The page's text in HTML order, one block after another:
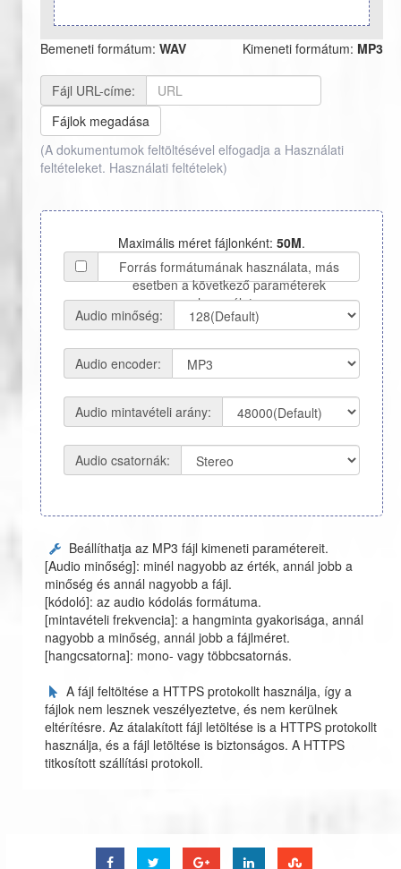
Bemeneti formátum: WAV Kimeneti formátum: MP3
Fájl URL-címe:
Fájlok megadása
(A dokumentumok feltöltésével elfogadja a Használati
feltételeket. Használati feltételek)
Maximális méret fájlonként: 50M.
Forrás formátumának használata, más
esetben a következő paraméterek
használata
Audio minőség:
Audio encoder:
Audio mintavételi arány:
Audio csatornák:
Beállíthatja az MP3 fájl kimeneti paramétereit.
[Audio minőség]: minél nagyobb az érték, annál jobb a
minőség és annál nagyobb a fájl.
[kódoló]: az audio kódolás formátuma.
[mintavételi frekvencia]: a hangminta gyakorisága, annál
nagyobb a minőség, annál jobb a fájlméret.
[hangcsatorna]: mono- vagy többcsatornás.
A fájl feltöltése a HTTPS protokollt használja, így a
fájlok nem lesznek veszélyeztetve, és nem kerülnek
eltérítésre. Az átalakított fájl letöltése is a HTTPS protokollt
használja, és a fájl letöltése is biztonságos. A HTTPS
titkosított szállítási protokoll.